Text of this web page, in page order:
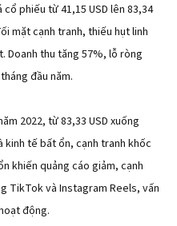
phiếu từ 41,15 USD lên 83,34
mặt cạnh tranh, thiếu hụt linh
Doanh thu tăng 57%, lỗ ròng
đầu năm.
2022, từ 83,33 USD xuống
kinh tế bất ổn, cạnh tranh khốc
khiến quảng cáo giảm, cạnh
TikTok và Instagram Reels, vấn
động.